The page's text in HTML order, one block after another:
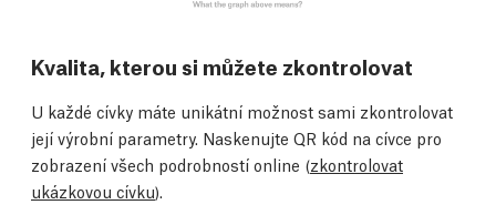
Kvalita, kterou si můžete zkontrolovat
U každé cívky máte unikátní možnost sami zkontrolovat
její výrobní parametry. Naskenujte QR kód na cívce pro
zobrazení všech podrobností online (zkontrolovat
ukázkovou cívku).